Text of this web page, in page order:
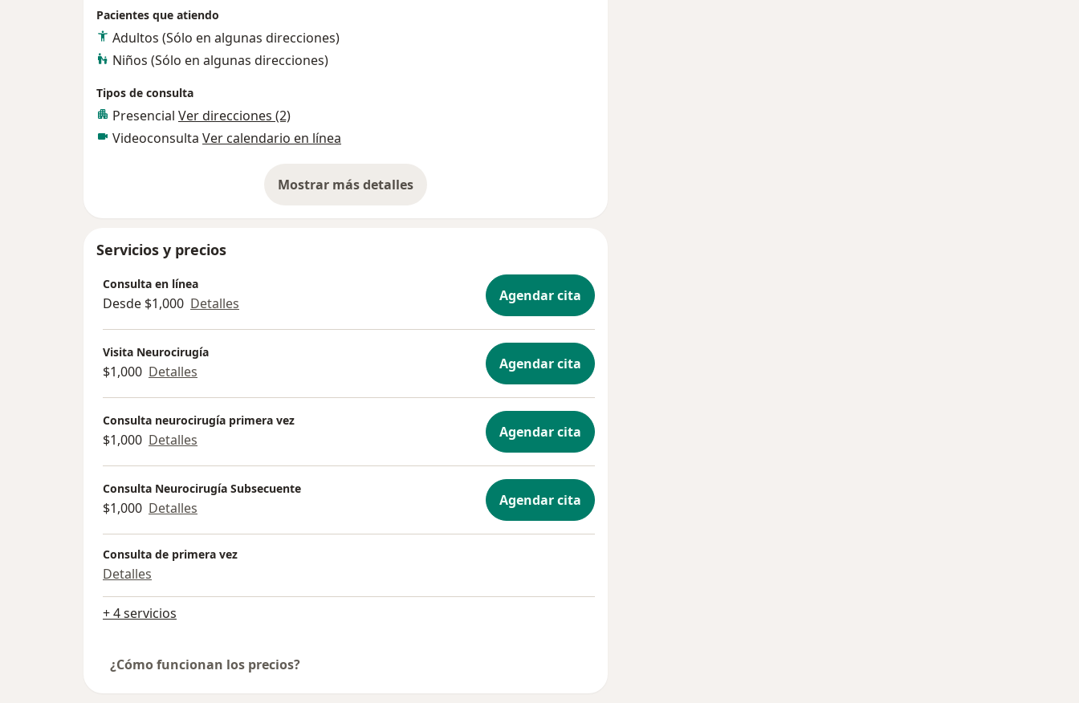
Pacientes que atiendo
Adultos (Sólo en algunas direcciones)
Niños (Sólo en algunas direcciones)
Tipos de consulta
Presencial Ver direcciones (2)
Videoconsulta Ver calendario en línea
Mostrar más detalles
sobre la experiencia
Servicios y precios
Consulta en línea
Desde $1,000 Detalles Agendar cita
Visita Neurocirugía
$1,000 Detalles Agendar cita
Consulta neurocirugía primera vez
$1,000 Detalles Agendar cita
Consulta Neurocirugía Subsecuente
$1,000 Detalles Agendar cita
Consulta de primera vez
Detalles
+ 4 servicios
¿Cómo funcionan los precios?